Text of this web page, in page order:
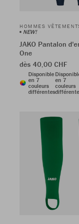
HOMMES
NEW!
JAKO Pantalon
One
dès 40,00 CHF
Disponible
en 7
couleurs
différentes
en 7
couleurs